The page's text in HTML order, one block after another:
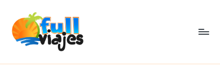
Saltar
contenido
F